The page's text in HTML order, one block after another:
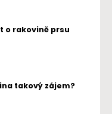
o rakovině prsu
takový zájem?